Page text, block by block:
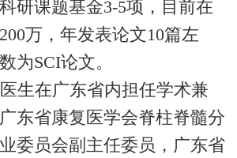
研课题基金3-5项，目前在
万，年发表论文10篇左
为SCI论文。
生在广东省内担任学术兼
东省康复医学会脊柱脊髓分
委员会副主任委员，广东省